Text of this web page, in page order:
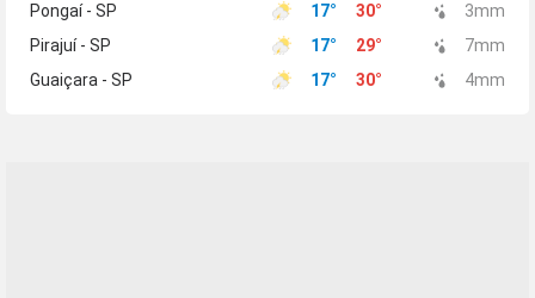
Pongaí - SP
17° 30° 3mm
Pirajuí - SP
17° 29° 7mm
Guaiçara - SP
17° 30° 4mm